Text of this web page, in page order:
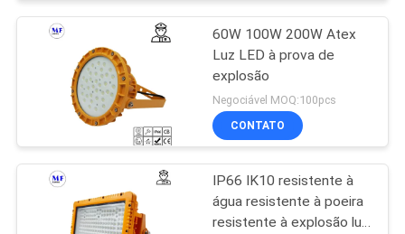
60W 100W 200W Atex
Luz LED à prova de
explosão
Negociável MOQ:100pcs
CONTATO
IP66 IK10 resistente à
água resistente à poeira
resistente à explosão luz